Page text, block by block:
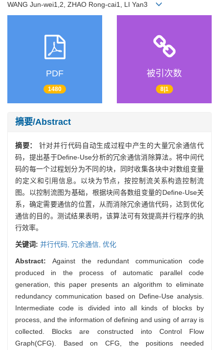
WANG Jun-wei1,2, ZHAO Rong-cai1, LI Yan3
PDF
1480
被引次数
8|1
摘要/Abstract
摘要： 针对并行代码自动生成过程中产生的大量冗余通信代
码，提出基于Define-Use分析的冗余通信消除算法。将中间代
码的每一个过程划分为不同的块，同时收集各块中对数组变量
的定义和引用信息。以块为节点，按控制流关系构造控制流
图。以控制流图为基础，根据块间各数组变量的Define-Use关
系，确定需要通信的位置，从而消除冗余通信代码，达到优化
通信的目的。测试结果表明，该算法可有效提高并行程序的执
行效率。
关键词: 并行代码, 冗余通信, 优化
Abstract: Against the redundant communication code
produced in the process of automatic parallel code
generation, this paper presents an algorithm to eliminate
redundancy communication based on Define-Use analysis.
Intermediate code is divided into all kinds of blocks by
process, and the information of defining and using of array is
collected. Blocks are constructed into Control Flow
Graph(CFG). Based on CFG, the positions needed